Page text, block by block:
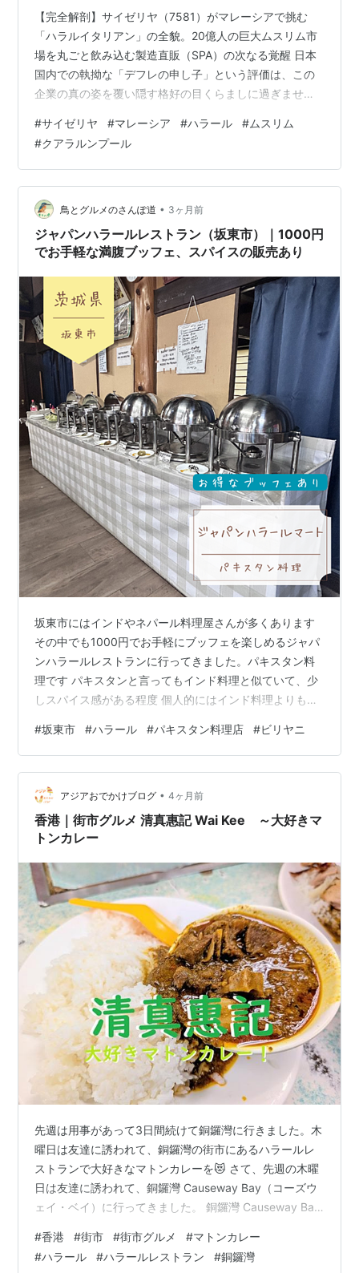
【完全解剖】サイゼリヤ（7581）がマレーシアで挑む
「ハラルイタリアン」の全貌。20億人の巨大ムスリム市
場を丸ごと飲み込む製造直販（SPA）の次なる覚醒 日本
国内での執拗な「デフレの申し子」という評価は、この
企業の真の姿を覆い隠す格好の目くらましに過ぎませ
ンプールに待望の1号店「イオンモール・タマンマルリ
店」をグランドオープンさせます。驚くべきは、この店
舗が最初から現地でのハラル認証取得を大前提とした
「完全ハラル仕様」として設計されているという事実で
す。なぜ、世界屈指の低価格イタリアンが、宗教的戒律
の厳しいマレーシアに、それもこれまでの成功…
#サイゼリヤ #マレーシア #ハラール #ムスリム
#クアラルンプール
鳥とグルメのさんぽ道 • 3ヶ月前
ジャパンハラールレストラン（坂東市）｜1000円
でお手軽な満腹ブッフェ、スパイスの販売あり
坂東市にはインドやネパール料理屋さんが多くあります
その中でも1000円でお手軽にブッフェを楽しめるジャパ
ンハラールレストランに行ってきました。パキスタン料
理です パキスタンと言ってもインド料理と似ていて、少
しスパイス感がある程度 個人的にはインド料理よりもス
外観 お蕎麦屋さんを居抜きしているので、お店は和風テ
イストです 入口の扉 ドアを開けるとこんな感じ。靴のま
ま入って大丈夫です 右側に向かって入ります ランチは毎
日ブッフェが用意されています ブッフェのラインナップ
PALAO RICE（プラオライス） 味付けご飯 日本のお米で
作ったターメ…
#坂東市 #ハラール #パキスタン料理店 #ビリヤニ
アジアおでかけブログ • 4ヶ月前
香港｜街市グルメ 清真惠記 Wai Kee ～大好きマ
トンカレー
先週は用事があって3日間続けて銅鑼灣に行きました。木
曜日は友達に誘われて、銅鑼灣の街市にあるハラールレ
ストランで大好きなマトンカレーを😻 さて、先週の木曜
日は友達に誘われて、銅鑼灣 Causeway Bay（コーズウ
ェイ・ベイ）に行ってきました。 銅鑼灣 Causeway Bay
から出て、ちょっとローカルな通りを歩き、 鵝頸街市
Bowrington Road Market 向かったのは、鵝頸街市の上
#香港 #街市 #街市グルメ #マトンカレー
#ハラール #ハラールレストラン #銅鑼灣